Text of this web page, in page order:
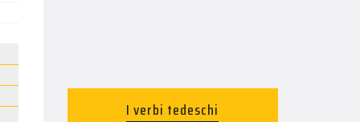
I verbi tedeschi